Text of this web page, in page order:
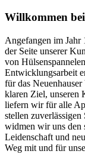
Willkommen
Angefangen im Jahr
der Seite unserer
von
Entwicklungsarbeit
für das
klaren Ziel, unseren
liefern wir für alle
stellen
widmen wir uns den
Leidenschaft und
Weg mit und für